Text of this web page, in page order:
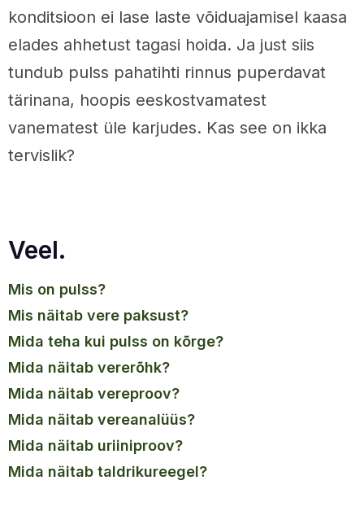
konditsioon ei lase laste võiduajamisel kaasa
elades ahhetust tagasi hoida. Ja just siis
tundub pulss pahatihti rinnus puperdavat
tärinana, hoopis eeskostvamatest
vanematest üle karjudes. Kas see on ikka
tervislik?
Veel.
mis on pulss?
mis näitab vere paksust?
mida teha kui pulss on kõrge?
mida näitab vererõhk?
mida näitab vereproov?
mida näitab vereanalüüs?
mida näitab uriiniproov?
mida näitab taldrikureegel?